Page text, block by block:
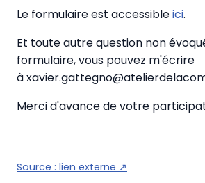
Le formulaire est accessibleici.
Et toute autre question non
formulaire, vous pouvez m'écrire
à
Merci d'avance de votre
Source : lien externe ↗